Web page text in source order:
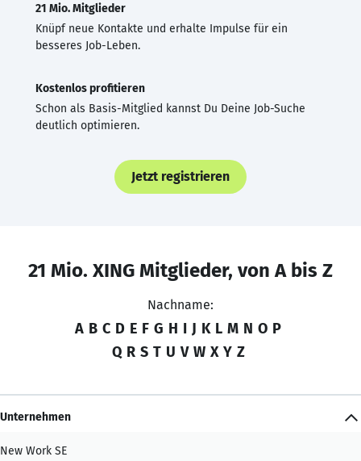
21 Mio. Mitglieder
Knüpf neue Kontakte und erhalte Impulse für ein
besseres Job-Leben.
Kostenlos profitieren
Schon als Basis-Mitglied kannst Du Deine Job-Suche
deutlich optimieren.
Jetzt registrieren
21 Mio. XING Mitglieder, von A bis Z
Nachname:
A B C D E F G H I J K L M N O P
Q R S T U V W X Y Z
Unternehmen
New Work SE